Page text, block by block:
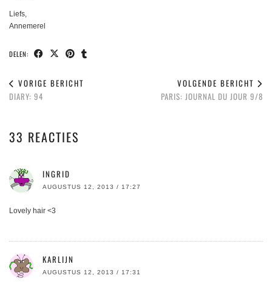
Liefs,
Annemerel
DELEN:
VORIGE BERICHT
DIARY: 94
VOLGENDE BERICHT
PARIS: JOURNAL DU JOUR 9/8
33 REACTIES
INGRID
AUGUSTUS 12, 2013 / 17:27
Lovely hair <3
KARLIJN
AUGUSTUS 12, 2013 / 17:31